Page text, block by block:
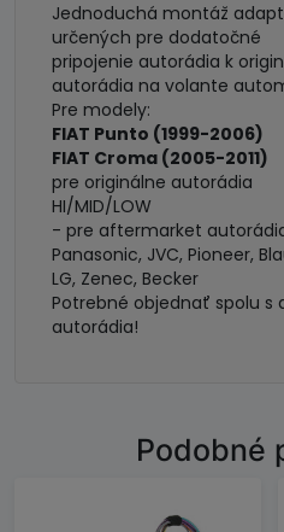
Jednoduchá montáž
určených pre dodatočné
pripojenie autorádia k
autorádia na volante
Pre modely:
FIAT Punto (1999-2006)
FIAT Croma (2005-2011)
pre originálne autorádia
HI/MID/LOW
- pre aftermarket
Panasonic, JVC, Pioneer,
LG, Zenec, Becker
Potrebné objednať spolu
autorádia!
Podobné